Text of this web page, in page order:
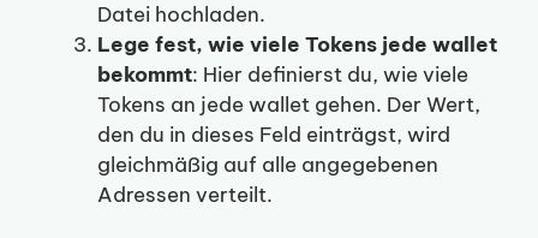
Datei hochladen.
Lege fest, wie viele Tokens jede wallet
bekommt: Hier definierst du, wie viele
Tokens an jede wallet gehen. Der Wert,
den du in dieses Feld einträgst, wird
gleichmäßig auf alle angegebenen
Adressen verteilt.